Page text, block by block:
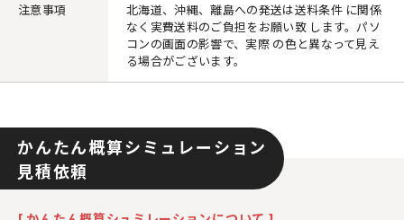
注意事項
北海道、沖縄、離島への発送は送料条件 に関係
なく実費送料のご負担をお願い致 します。パソ
コンの画面の影響で、実際 の色と異なって見え
る場合がございます。
かんたん概算シミュレーション
見積依頼